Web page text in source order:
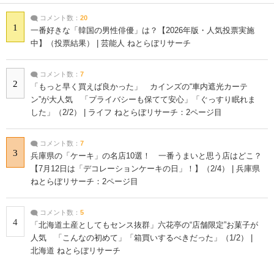
1
コメント数： 20
一番好きな「韓国の男性俳優」は？【2026年版・人気投票実施
中】（投票結果） | 芸能人 ねとらぼリサーチ
2
コメント数： 7
「もっと早く買えば良かった」 カインズの“車内遮光カーテ
ン”が大人気 「プライバシーも保てて安心」「ぐっすり眠れま
した」（2/2） | ライフ ねとらぼリサーチ：2ページ目
3
コメント数： 7
兵庫県の「ケーキ」の名店10選！ 一番うまいと思う店はどこ？
【7月12日は「デコレーションケーキの日」！】（2/4） | 兵庫県
ねとらぼリサーチ：2ページ目
4
コメント数： 5
「北海道土産としてもセンス抜群」六花亭の“店舗限定”お菓子が
人気 「こんなの初めて」「箱買いするべきだった」（1/2） |
北海道 ねとらぼリサーチ